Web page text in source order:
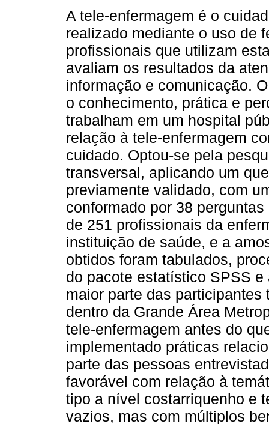
A tele-enfermagem é o
realizado mediante o uso de
profissionais que utilizam
avaliam os resultados da
informação e comunicação.
o conhecimento, prática e
trabalham em um hospital
relação à tele-enfermagem
cuidado. Optou-se pela
transversal, aplicando um
previamente validado, com
conformado por 38
de 251 profissionais da
instituição de saúde, e a
obtidos foram tabulados,
do pacote estatístico SPSS
maior parte das
dentro da Grande Área
tele-enfermagem antes do
implementado práticas
parte das pessoas
favorável com relação à
tipo a nível costarriquenho e
vazios, mas com múltiplos